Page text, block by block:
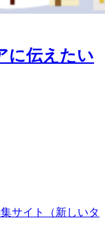
に伝えたい
サイト
（新しいタ